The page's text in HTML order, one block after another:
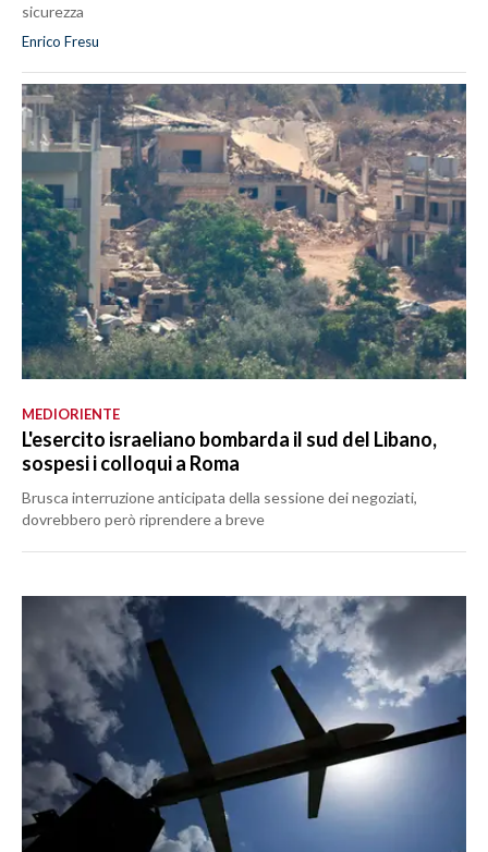
sicurezza
Enrico Fresu
MEDIORIENTE
L'esercito israeliano bombarda il sud del Libano,
sospesi i colloqui a Roma
Brusca interruzione anticipata della sessione dei negoziati,
dovrebbero però riprendere a breve